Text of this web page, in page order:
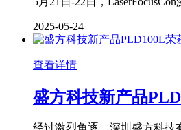
2025-05-24
查看详情
盛方科技新产品